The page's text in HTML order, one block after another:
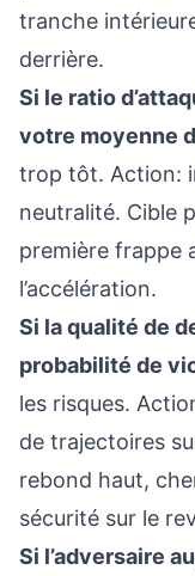
tranche
derrière.
Si le ratio
votre moyenne
trop tôt. Action:
neutralité. Cible
première frappe
l’accélération.
Si la qualité de
probabilité de
les risques.
de trajectoires
rebond haut,
sécurité sur le
Si l’adversaire